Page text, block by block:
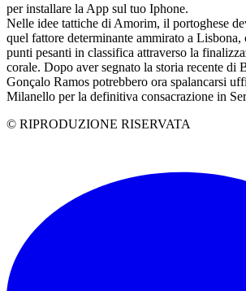
per installare la App sul tuo Iphone.
Nelle idee tattiche di Amorim, il portoghese
quel fattore determinante ammirato a Lisbona,
punti pesanti in classifica attraverso la
corale. Dopo aver segnato la storia recente di
Gonçalo Ramos potrebbero ora spalancarsi
Milanello per la definitiva consacrazione in
© RIPRODUZIONE RISERVATA